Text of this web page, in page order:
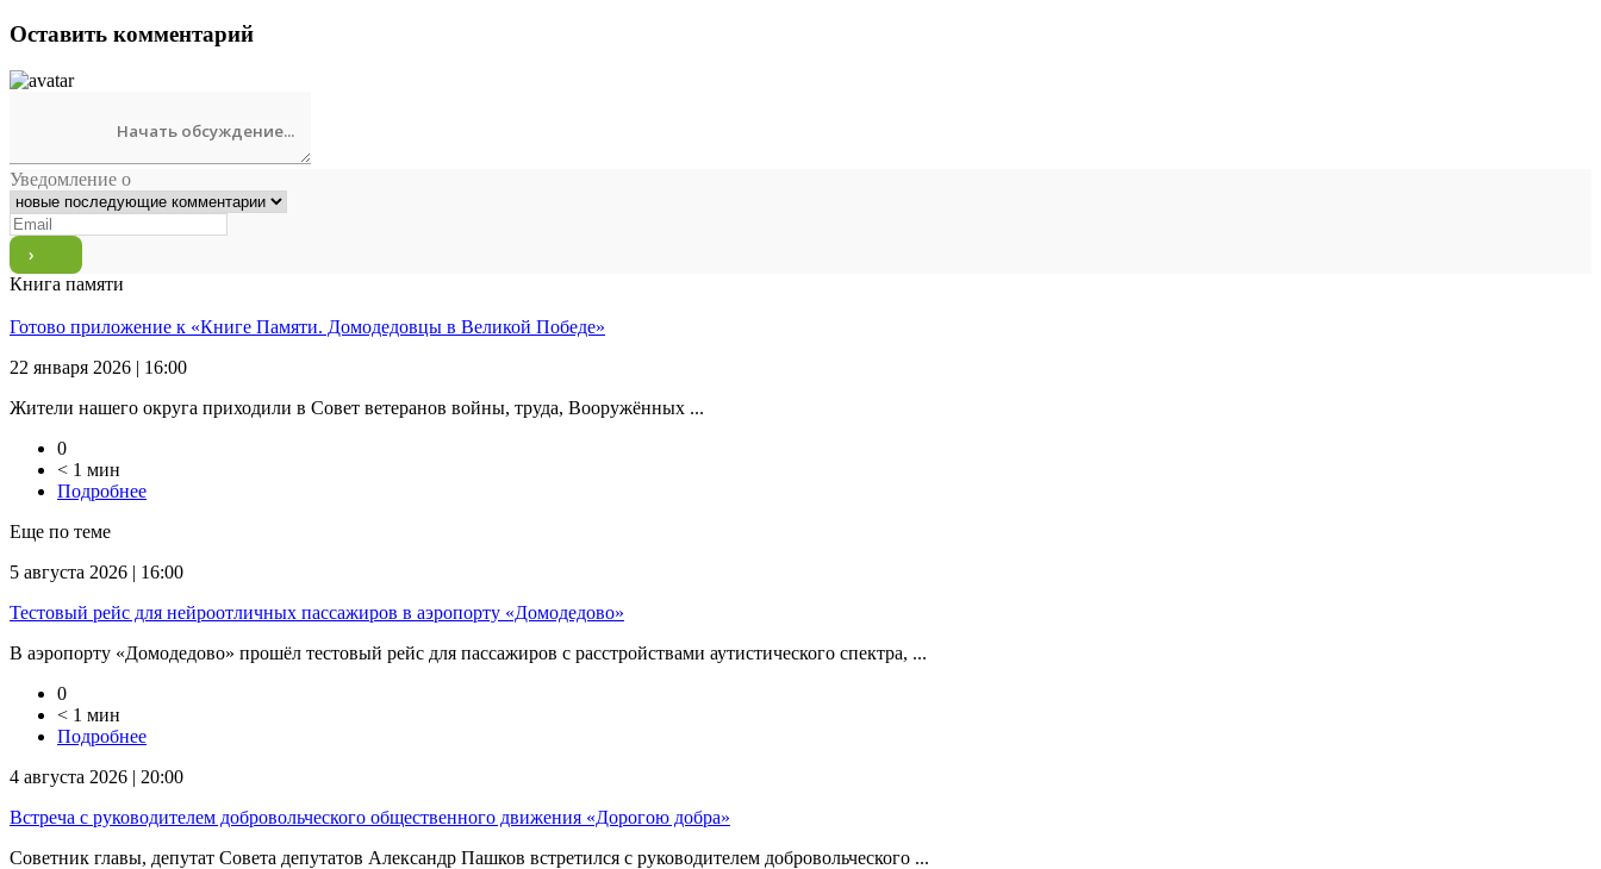
Оставить комментарий
Уведомление о
Книга памяти
Готово приложение к «Книге Памяти. Домодедовцы в Великой Победе»
22 января 2026 | 16:00
Жители нашего округа приходили в Совет ветеранов войны, труда, Вооружённых ...
0
< 1 мин
Подробнее
Еще по теме
5 августа 2026 | 16:00
Тестовый рейс для нейроотличных пассажиров в аэропорту «Домодедово»
В аэропорту «Домодедово» прошёл тестовый рейс для пассажиров с расстройствами аутистического спектра, ...
0
< 1 мин
Подробнее
4 августа 2026 | 20:00
Встреча с руководителем добровольческого общественного движения «Дорогою добра»
Советник главы, депутат Совета депутатов Александр Пашков встретился с руководителем добровольческого ...